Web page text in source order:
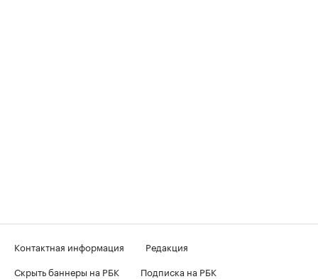
Контактная информация
Редакция
Скрыть баннеры на РБК
Подписка на РБК